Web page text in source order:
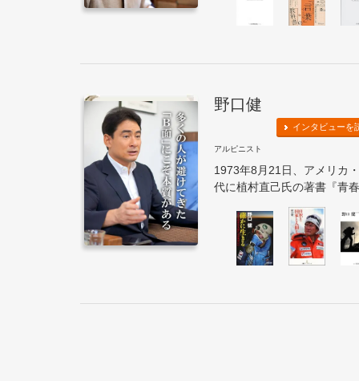
野口健
インタビューを
アルピニスト
1973年8月21日、アメリカ
代に植村直己氏の著書『青